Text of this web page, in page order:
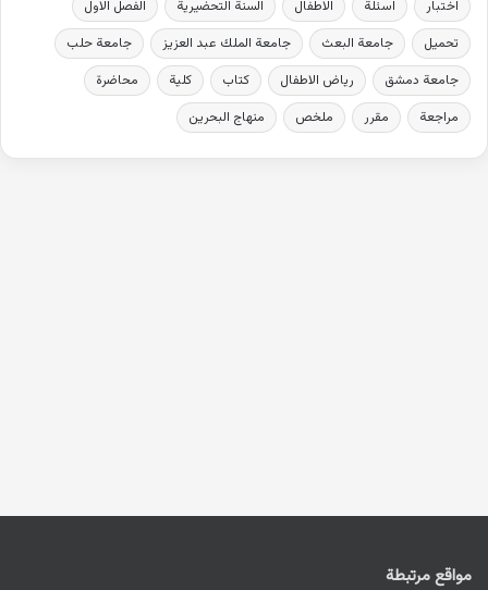
اختبار اسئلة الاطفال السنة التحضيرية
الفصل الاول
تحميل
جامعة البعث جامعة الملك عبد العزيز
جامعة حلب
جامعة دمشق
رياض الاطفال كتاب كلية
محاضرة
مراجعة
مقرر ملخص منهاج البحرين
مواقع مرتبطة